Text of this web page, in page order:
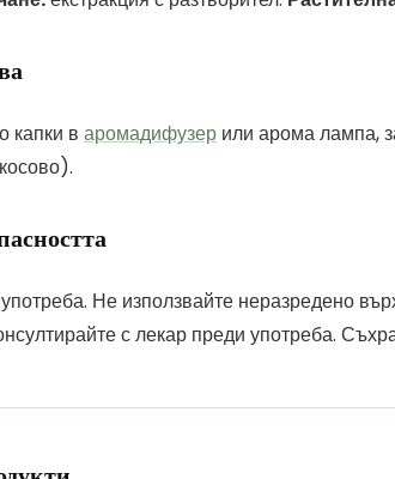
капки в аромадифузер или арома лампа,
Не използвайте неразредено
с лекар преди употреба.